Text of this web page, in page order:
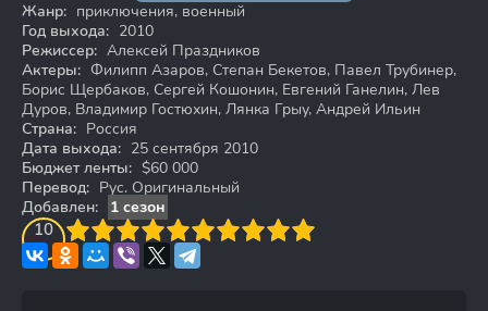
Жанр: приключения, военный
Год выхода: 2010
Режиссер: Алексей Праздников
Актеры: Филипп Азаров, Степан Бекетов, Павел Трубинер,
Борис Щербаков, Сергей Кошонин, Евгений Ганелин, Лев
Дуров, Владимир Гостюхин, Лянка Грыу, Андрей Ильин
Страна: Россия
Дата выхода: 25 сентября 2010
Бюджет ленты: $60 000
Перевод: Рус. Оригинальный
Добавлен:
1 сезон
10
4 5 6 7 8 9 10